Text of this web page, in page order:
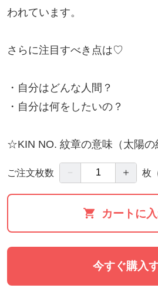
われています。
さらに注目すべき点は♡
・自分はどんな人間？
・自分は何をしたいの？
☆KIN NO. 紋章の意味（太陽の
ル・課題使命KIN）、銀河の音
基本情報をお伝えします。
今後の方向性、またはご自身の
ご注文枚数 － ＋ 枚
カートに
今すぐ購入